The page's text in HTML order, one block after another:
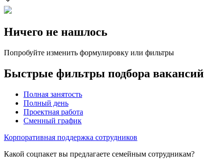
Ничего не нашлось
Попробуйте изменить формулировку или фильтры
Быстрые фильтры подбора вакансий
Полная занятость
Полный день
Проектная работа
Сменный график
Корпоративная поддержка сотрудников
Какой соцпакет вы предлагаете семейным сотрудникам?